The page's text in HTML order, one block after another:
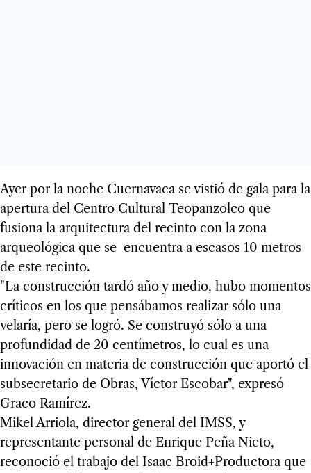
Ayer por la noche Cuernavaca se vistió de gala para la
apertura del Centro Cultural Teopanzolco que
fusiona la arquitectura del recinto con la zona
arqueológica que se encuentra a escasos 10 metros
de este recinto.
"La construcción tardó año y medio, hubo momentos
críticos en los que pensábamos realizar sólo una
velaría, pero se logró. Se construyó sólo a una
profundidad de 20 centímetros, lo cual es una
innovación en materia de construcción que aportó el
subsecretario de Obras, Víctor Escobar", expresó
Graco Ramírez.
Mikel Arriola, director general del IMSS, y
representante personal de Enrique Peña Nieto,
reconoció el trabajo del Isaac Broid+Productora que